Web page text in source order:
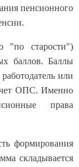
пенсионного
"по старости")
баллов. Баллы
или
ОПС. Именно
права
формирования
складывается